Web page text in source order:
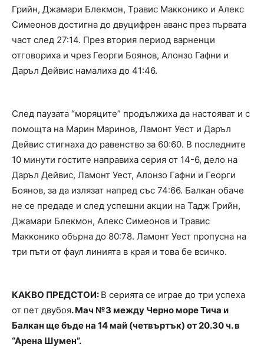
Грийн, Джамари Блекмон, Травис Макконико и Алекс
Симеонов достигна до двуцифрен аванс през първата
част след 27:14. През втория период варненци
отговориха и чрез Георги Боянов, Алонзо Гафни и
Даръл Дейвис намалиха до 41:46.
След паузата “моряците” продължиха да настояват и с
помощта на Марин Маринов, Ламонт Уест и Даръл
Дейвис стигнаха до равенство за 60:60. В последните
10 минути гостите направиха серия от 14-6, дело на
Даръл Дейвис, Ламонт Уест, Алонзо Гафни и Георги
Боянов, за да излязат напред със 74:66. Балкан обаче
не се предаде и след успешни акции на Тадж Грийн,
Джамари Блекмон, Алекс Симеонов и Травис
Макконико обърна до 80:78. Ламонт Уест пропусна на
три пъти от фаул линията в края и това бе всичко.
КАКВО ПРЕДСТОИ: В серията се играе до три успеха
от пет двубоя. Мач №3 между Черно море Тича и
Балкан ще бъде на 14 май (четвъртък) от 20.30 ч. в
“Арена Шумен”.